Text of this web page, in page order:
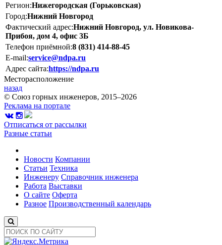
Регион:Нижегородская (Горьковская)
Город:Нижний Новгород
Фактический адрес:Нижний Новгород, ул. Новикова-
Прибоя, дом 4, офис 3Б
Телефон приёмной:8 (831) 414-88-45
E-mail:service@ndpa.ru
Адрес сайта:https://ndpa.ru
Месторасположение
назад
© Союз горных инженеров, 2015–2026
Реклама на портале
Отписаться от рассылки
Разные статьи
Новости Компании
Статьи Техника
Инженеру Справочник инженера
Работа Выставки
О сайте Оферта
Разное Производственный календарь